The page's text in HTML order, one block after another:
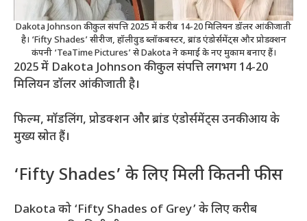
Dakota Johnson की कुल संपत्ति 2025 में करीब 14-20 मिलियन डॉलर आंकी जाती
है। ‘Fifty Shades’ सीरीज, हॉलीवुड ब्लॉकबस्टर, ब्रांड एंडोर्समेंट्स और प्रोडक्शन
कंपनी ‘TeaTime Pictures’ से Dakota ने कमाई के नए मुकाम बनाए हैं।
2025 में Dakota Johnson की कुल संपत्ति लगभग 14-20
मिलियन डॉलर आंकी जाती है।
फिल्म, मॉडलिंग, प्रोडक्शन और ब्रांड एंडोर्समेंट्स उनकी आय के
मुख्य स्रोत हैं।
‘Fifty Shades’ के लिए मिली कितनी फीस
Dakota को ‘Fifty Shades of Grey’ के लिए करीब